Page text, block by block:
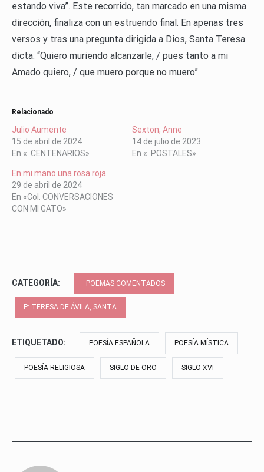
estando viva”. Este recorrido, tan marcado en una misma
dirección, finaliza con un estruendo final. En apenas tres
versos y tras una pregunta dirigida a Dios, Santa Teresa
dicta: “Quiero muriendo alcanzarle, / pues tanto a mi
Amado quiero, / que muero porque no muero”.
Relacionado
Julio Aumente
15 de abril de 2024
En «· CENTENARIOS»
Sexton, Anne
14 de julio de 2023
En «· POSTALES»
En mi mano una rosa roja
29 de abril de 2024
En «Col. CONVERSACIONES
CON MI GATO»
CATEGORÍA: · POEMAS COMENTADOS
P: TERESA DE ÁVILA, SANTA
ETIQUETADO: POESÍA ESPAÑOLA POESÍA MÍSTICA
POESÍA RELIGIOSA SIGLO DE ORO SIGLO XVI